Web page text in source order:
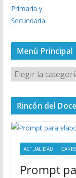
Menú Principal
M
e
n
P
Rincón del
ACTUALIDAD
Prompt